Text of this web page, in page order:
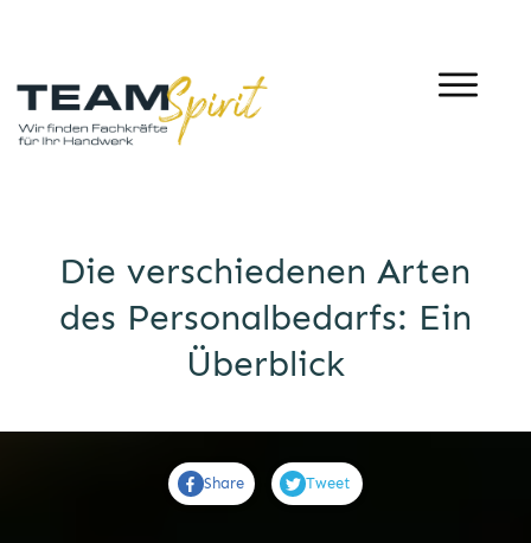
Die verschiedenen Arten
des Personalbedarfs: Ein
Überblick
Share Tweet